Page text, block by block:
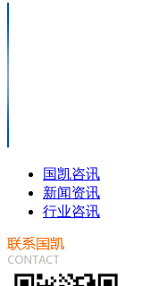
国凯咨讯
新闻资讯
行业咨讯